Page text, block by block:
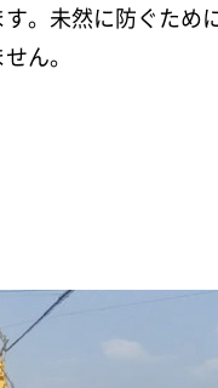
。未然に防ぐため
ん。